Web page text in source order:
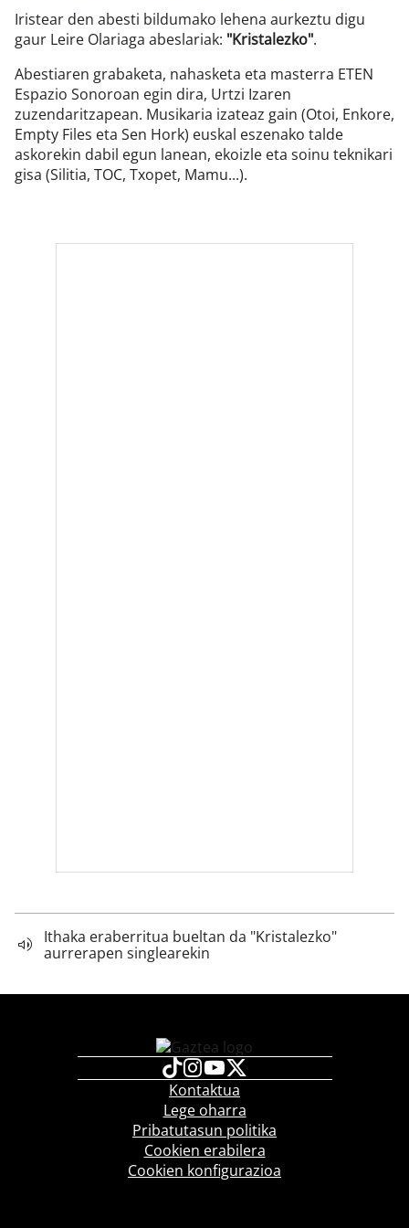
Iristear den abesti bildumako lehena aurkeztu digu
gaur Leire Olariaga abeslariak: "Kristalezko".
Abestiaren grabaketa, nahasketa eta masterra ETEN
Espazio Sonoroan egin dira, Urtzi Izaren
zuzendaritzapean. Musikaria izateaz gain (Otoi, Enkore,
Empty Files eta Sen Hork) euskal eszenako talde
askorekin dabil egun lanean, ekoizle eta soinu teknikari
gisa (Silitia, TOC, Txopet, Mamu...).
Ithaka eraberritua bueltan da "Kristalezko"
aurrerapen singlearekin
Kontaktua
Lege oharra
Pribatutasun politika
Cookien erabilera
Cookien konfigurazioa